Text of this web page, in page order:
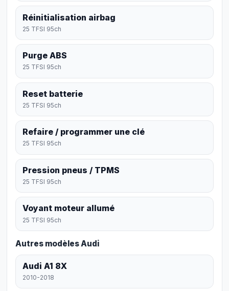
Réinitialisation airbag
25 TFSI 95ch
Purge ABS
25 TFSI 95ch
Reset batterie
25 TFSI 95ch
Refaire / programmer une clé
25 TFSI 95ch
Pression pneus / TPMS
25 TFSI 95ch
Voyant moteur allumé
25 TFSI 95ch
Autres modèles Audi
Audi A1 8X
2010-2018